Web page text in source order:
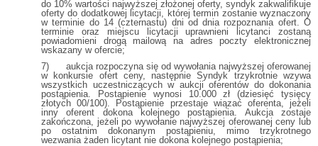
do 10% wartości najwyższej złożonej oferty, syndyk zakwalifikuje
oferty do dodatkowej licytacji, której termin zostanie wyznaczony
w terminie do 14 (czternastu) dni od dnia rozpoznania ofert. O
terminie oraz miejscu licytacji uprawnieni licytanci zostaną
powiadomieni drogą mailową na adres poczty elektronicznej
wskazany w ofercie;
7) aukcja rozpoczyna się od wywołania najwyższej oferowanej
w konkursie ofert ceny, następnie Syndyk trzykrotnie wzywa
wszystkich uczestniczących w aukcji oferentów do dokonania
postąpienia. Postąpienie wynosi 10.000 zł (dziesięć tysięcy
złotych 00/100). Postąpienie przestaje wiązać oferenta, jeżeli
inny oferent dokona kolejnego postąpienia. Aukcja zostaje
zakończona, jeżeli po wywołanie najwyższej oferowanej ceny lub
po ostatnim dokonanym postąpieniu, mimo trzykrotnego
wezwania żaden licytant nie dokona kolejnego postąpienia;